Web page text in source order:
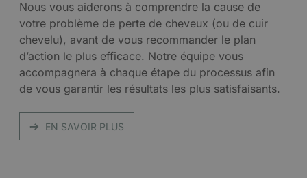
Nous vous aiderons à comprendre la cause de
votre problème de perte de cheveux (ou de cuir
chevelu), avant de vous recommander le plan
d’action le plus efficace. Notre équipe vous
accompagnera à chaque étape du processus afin
de vous garantir les résultats les plus satisfaisants.
EN SAVOIR PLUS